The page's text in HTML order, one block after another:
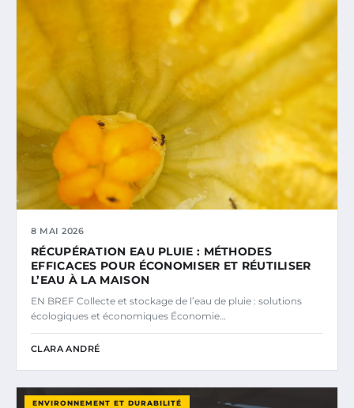
8 MAI 2026
RÉCUPÉRATION EAU PLUIE : MÉTHODES
EFFICACES POUR ÉCONOMISER ET RÉUTILISER
L’EAU À LA MAISON
EN BREF Collecte et stockage de l’eau de pluie : solutions
écologiques et économiques Économie…
CLARA ANDRÉ
ENVIRONNEMENT ET DURABILITÉ